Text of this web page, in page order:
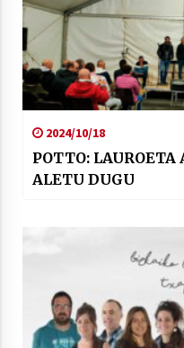
2024/10/18
POTTO: LAUROETA
ALETU DUGU